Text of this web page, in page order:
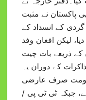
پاکستان نے مثبت
گردی کے انسداد کے
لیکن افغان وفد
کے ذریعے بات چیت
کے دوران یہ
صرف عارضی
جبکہ ٹی ٹی پی /